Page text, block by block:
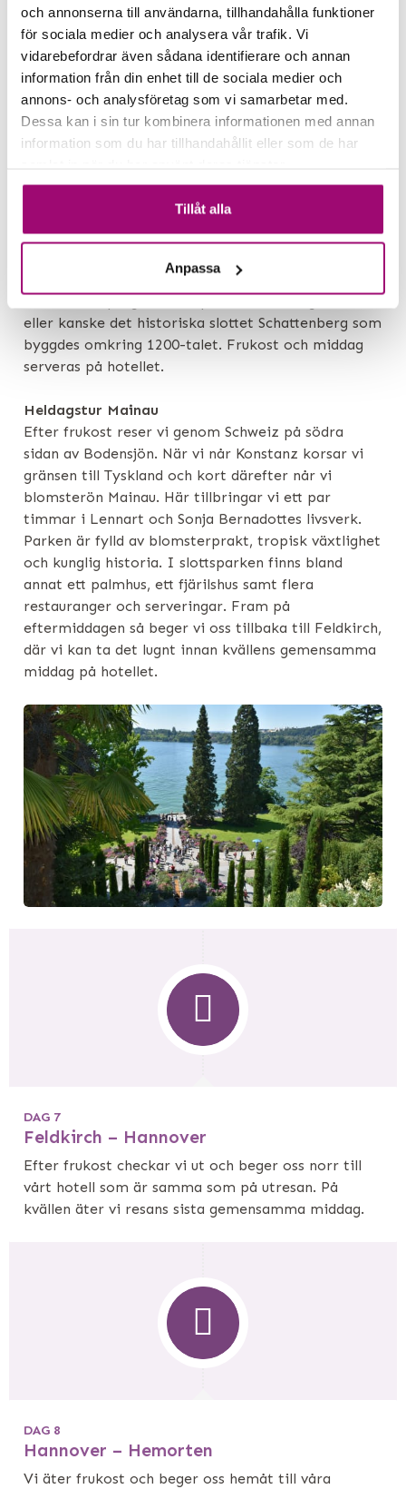
och annonserna till användarna, tillhandahålla funktioner
för sociala medier och analysera vår trafik. Vi
vidarebefordrar även sådana identifierare och annan
information från din enhet till de sociala medier och
annons- och analysföretag som vi samarbetar med.
Dessa kan i sin tur kombinera informationen med annan
information som du har tillhandahållit eller som de har
Tillåt alla
Anpassa
åker tåget från Chur till Italienska Tirano. Den
Rätiska järnvägen som vi färdas på finns med på
UNESCO:s världsarvslista och på vägen passerar vi
glaciärer, bergspass, tunnlar och den berömda
spiralviadukten i Brusio. Tågen är utrustade med
panoramafönster och färden tar cirka fyra timmar.
I Tirano får vi lite tid att sträcka på benen och
Ledig dag
utforska Feldkirch på egen hand. Besök stadens
romantiska pergolor och pittoreska små gator,
eller kanske det historiska slottet Schattenberg som
byggdes omkring 1200-talet. Frukost och middag
serveras på hotellet.
Heldagstur Mainau
Efter frukost reser vi genom Schweiz på södra
sidan av Bodensjön. När vi når Konstanz korsar vi
gränsen till Tyskland och kort därefter når vi
blomsterön Mainau. Här tillbringar vi ett par
timmar i Lennart och Sonja Bernadottes livsverk.
Parken är fylld av blomsterprakt, tropisk växtlighet
och kunglig historia. I slottsparken finns bland
annat ett palmhus, ett fjärilshus samt flera
restauranger och serveringar. Fram på
eftermiddagen så beger vi oss tillbaka till Feldkirch,
där vi kan ta det lugnt innan kvällens gemensamma
middag på hotellet.
DAG 7
Feldkirch – Hannover
Efter frukost checkar vi ut och beger oss norr till
vårt hotell som är samma som på utresan. På
kvällen äter vi resans sista gemensamma middag.
DAG 8
Hannover – Hemorten
Vi äter frukost och beger oss hemåt till våra